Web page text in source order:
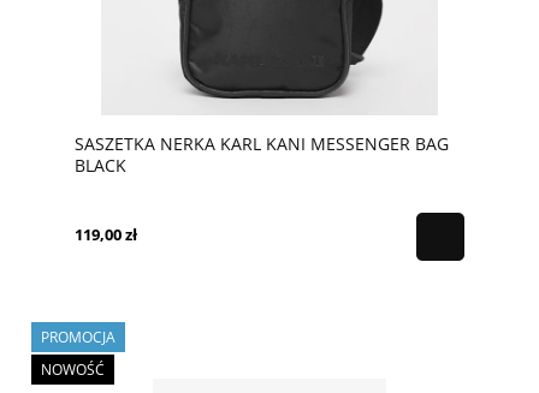
SASZETKA NERKA KARL KANI MESSENGER BAG
BLACK
119,00 zł
PROMOCJA
NOWOŚĆ